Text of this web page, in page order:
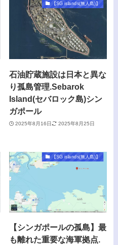
【SG islands(無人島)】
石油貯蔵施設は日本と異な
り孤島管理.Sebarok
Island(セバロック島)シン
ガポール
2025年8月16日 2025年8月25日
【SG islands(無人島)】
【シンガポールの孤島】最
も離れた重要な海軍拠点.